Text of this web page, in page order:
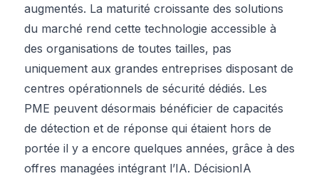
augmentés. La maturité croissante des solutions
du marché rend cette technologie accessible à
des organisations de toutes tailles, pas
uniquement aux grandes entreprises disposant de
centres opérationnels de sécurité dédiés. Les
PME peuvent désormais bénéficier de capacités
de détection et de réponse qui étaient hors de
portée il y a encore quelques années, grâce à des
offres managées intégrant l’IA. DécisionIA